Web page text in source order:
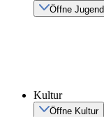
Öffne Jugend
Kultur
Öffne Kultur